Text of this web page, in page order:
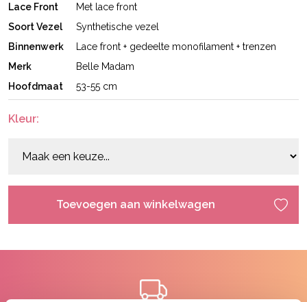
Lace Front
Met lace front
Soort Vezel
Synthetische vezel
Binnenwerk
Lace front + gedeelte monofilament + trenzen
Merk
Belle Madam
Hoofdmaat
53-55 cm
Kleur:
Toevoegen aan winkelwagen